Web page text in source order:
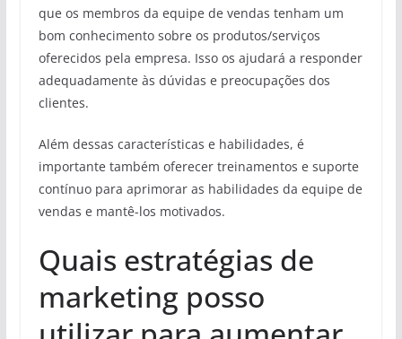
que os membros da equipe de vendas tenham um
bom conhecimento sobre os produtos/serviços
oferecidos pela empresa. Isso os ajudará a responder
adequadamente às dúvidas e preocupações dos
clientes.
Além dessas características e habilidades, é
importante também oferecer treinamentos e suporte
contínuo para aprimorar as habilidades da equipe de
vendas e mantê-los motivados.
Quais estratégias de
marketing posso